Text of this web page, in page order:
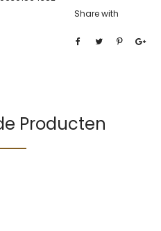
Share with
Producten